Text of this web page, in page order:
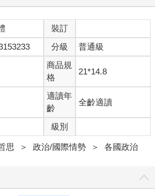
副武裝的中國軍人在機場與國界巡邏，他暗
實了。」
的成員回報，這趟遠征已碰上某些「千
這裡的情況比我們想的還糟得多。」他在二
網絡來安排與行動人士及宗教領導者見
經營著祕密庇護所。對於庇護網路的老手來
年輕夥伴代表一股注入營救北韓人任務的新
花了不少時間和脫北者談話，取得他們
對冒險出國的旅程有多大的興趣。他們另外
過著躲在地下的祕密人生，永遠冒著被發現
向年輕的自由北韓學生訴說自己的經歷，
。有個孩子冷靜解釋，他母親已餓死，父親
裝訂
分級 普通級
商品規
格
21*14.8
適讀年
齡
全齡適讀
級別
思 ＞ 政治/國際情勢 ＞ 各國政治